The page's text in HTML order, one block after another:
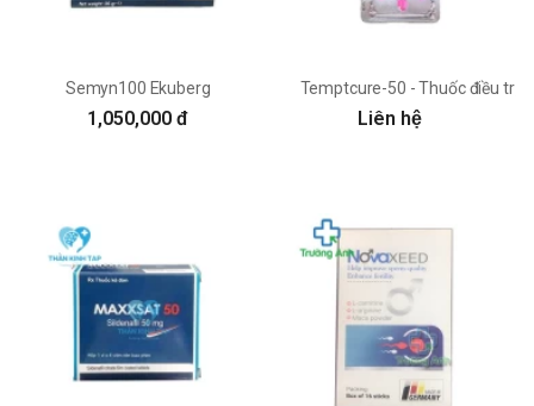
Semyn100 Ekuberg
1,050,000 đ
Temptcure-50 - Thuốc điều trị
Liên hệ